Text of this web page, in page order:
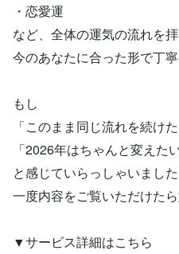
・恋愛運
など、全体の運気の流れを拝
今のあなたに合った形で丁
もし
「このまま同じ流れを続けた
「2026年はちゃんと変えたい
と感じていらっしゃいました
一度内容をご覧いただけたら
▼サービス詳細はこちら